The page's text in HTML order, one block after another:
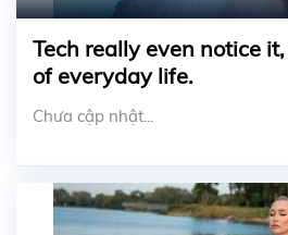
Tech really even notice
of everyday life.
Chưa cập nhật...